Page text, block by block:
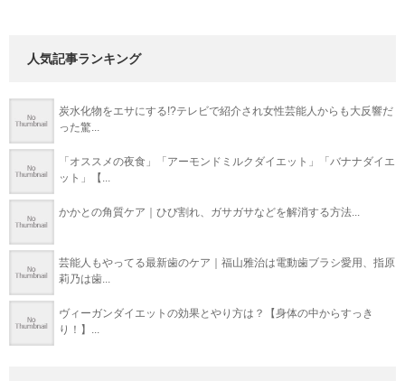
人気記事ランキング
炭水化物をエサにする!?テレビで紹介され女性芸能人からも大反響だ
った驚...
「オススメの夜食」「アーモンドミルクダイエット」「バナナダイエ
ット」【...
かかとの角質ケア｜ひび割れ、ガサガサなどを解消する方法...
芸能人もやってる最新歯のケア｜福山雅治は電動歯ブラシ愛用、指原
莉乃は歯...
ヴィーガンダイエットの効果とやり方は？【身体の中からすっき
り！】...